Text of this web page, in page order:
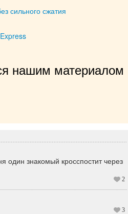
сильного сжатия
нашим материалом
приятно!
один знакомый кросспостит через
2
3